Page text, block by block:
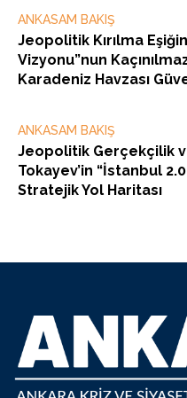
ANKASAM BAKIŞ
Jeopolitik Kırılma
Vizyonu”nun
Karadeniz Havzası
ANKASAM BAKIŞ
Jeopolitik Gerçekçilik
Tokayev’in “İstanbul
Stratejik Yol Haritası